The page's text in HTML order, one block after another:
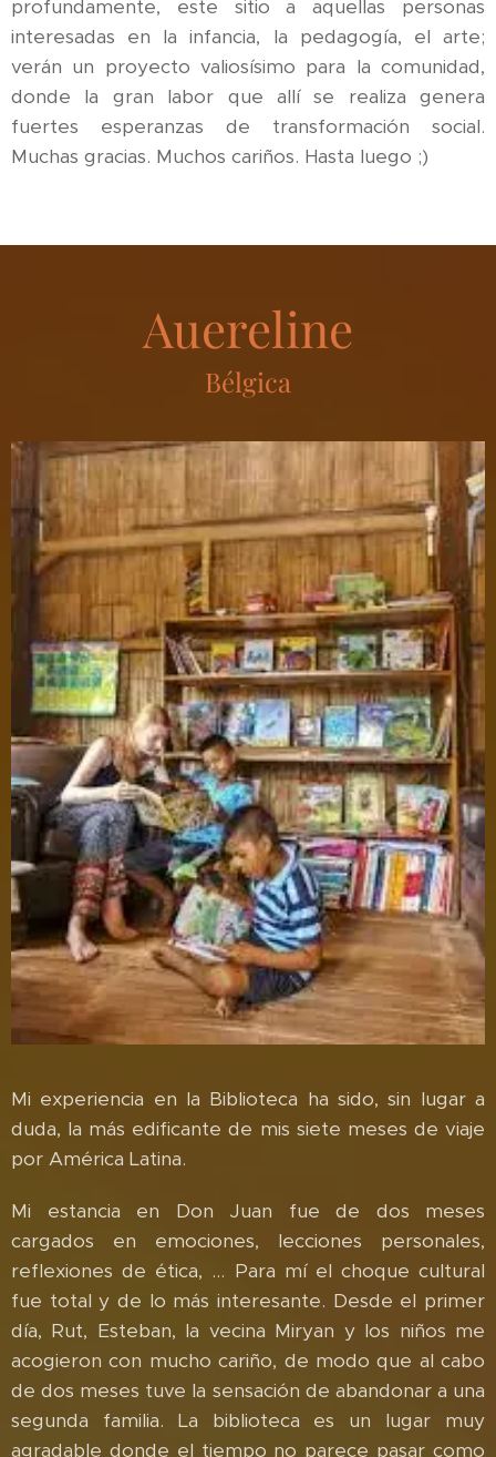
profundamente, este sitio a aquellas personas
interesadas en la infancia, la pedagogía, el arte;
verán un proyecto valiosísimo para la comunidad,
donde la gran labor que allí se realiza genera
fuertes esperanzas de transformación social.
Muchas gracias. Muchos cariños. Hasta luego ;)
Auereline
Bélgica
Mi experiencia en la Biblioteca ha sido, sin lugar a
duda, la más edificante de mis siete meses de viaje
por América Latina.
Mi estancia en Don Juan fue de dos meses
cargados en emociones, lecciones personales,
reflexiones de ética, ... Para mí el choque cultural
fue total y de lo más interesante. Desde el primer
día, Rut, Esteban, la vecina Miryan y los niños me
acogieron con mucho cariño, de modo que al cabo
de dos meses tuve la sensación de abandonar a una
segunda familia. La biblioteca es un lugar muy
agradable donde el tiempo no parece pasar como